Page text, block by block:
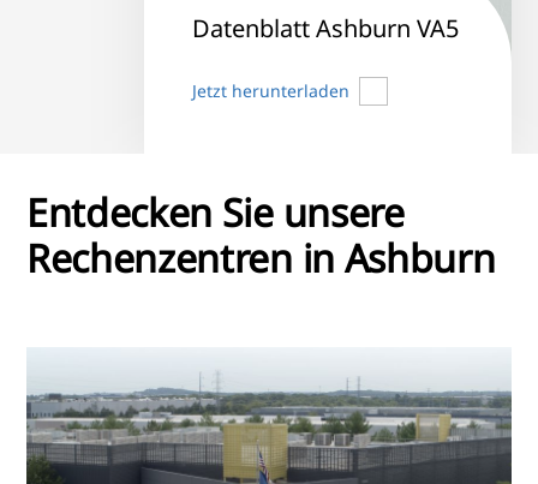
Datenblatt Ashburn VA5
Jetzt herunterladen
Entdecken Sie unsere
Rechenzentren in Ashburn